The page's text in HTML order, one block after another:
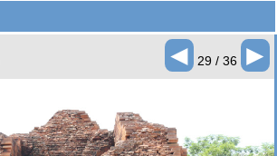
◄ 29 / 36 ►